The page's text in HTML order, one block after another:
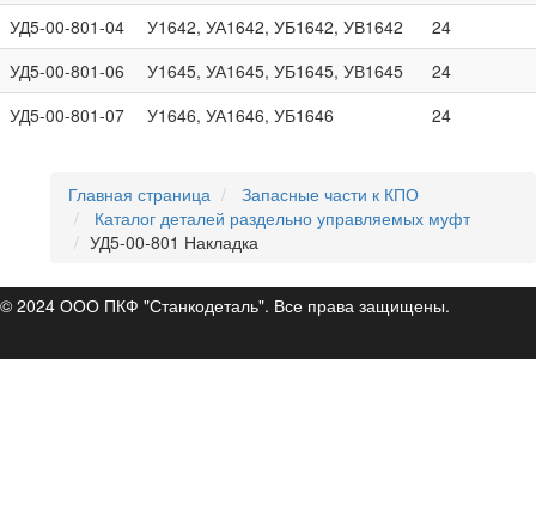
УД5-00-801-04
У1642, УА1642, УБ1642, УВ1642
24
УД5-00-801-06
У1645, УА1645, УБ1645, УВ1645
24
УД5-00-801-07
У1646, УА1646, УБ1646 24
Главная страница
Запасные части к КПО
Каталог деталей раздельно управляемых муфт
УД5-00-801 Накладка
© 2024 ООО ПКФ "Станкодеталь". Все права защищены.